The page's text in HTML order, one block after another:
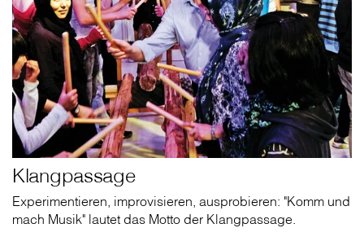
Klangpassage
Experimentieren, improvisieren, ausprobieren: "Komm und
mach Musik" lautet das Motto der Klangpassage.